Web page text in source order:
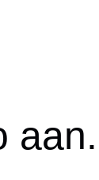
aan.